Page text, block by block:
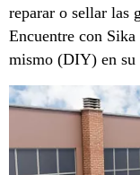
reparar o sellar las
Encuentre con
mismo (DIY) en su